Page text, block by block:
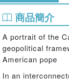
商品簡介
A portrait of the
geopolitical
American pope
In an